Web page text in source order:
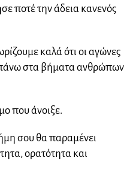
ποτέ την άδεια κανενός
καλά ότι οι αγώνες
στα βήματα ανθρώπων
που άνοιξε.
σου θα παραμένει
ορατότητα και